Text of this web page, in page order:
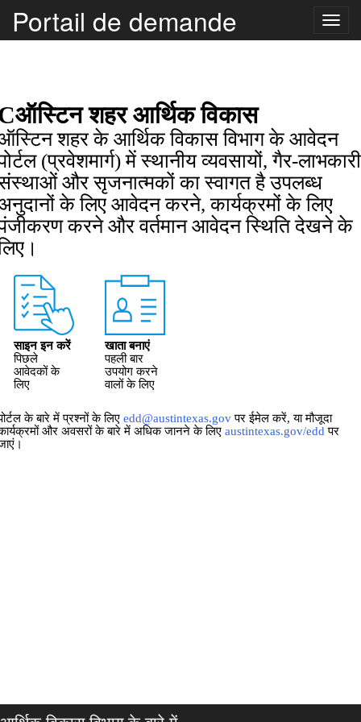
Portail de demande
Toggle
शहर आर्थिक विकास
शहर के आर्थिक विकास विभाग के आवेदन
(प्रवेशमार्ग) में स्थानीय व्यवसायों, गैर-लाभकारी
और सृजनात्मकों का स्वागत है उपलब्ध
के लिए आवेदन करने, कार्यक्रमों के लिए
करने और वर्तमान आवेदन स्थिति देखने के
साइन इन करें
पिछले
आवेदकों के
लिए
खाता बनाएं
पहली बार
उपयोग करने
वालों के लिए
के बारे में प्रश्नों के लिए edd@austintexas.govपर ईमेल करें, या मौजूदा
और अवसरों के बारे में अधिक जानने के लिए austintexas.gov/edd पर